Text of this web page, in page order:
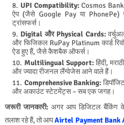
UPI Compatibility: Cosmos
ऐप (जैसे Google Pay या
ट्रांसफर्स।
Digital और Physical Cards:
और फिजिकल RuPay Platinum कार्ड
ऐड हुए हैं, जैसे कैशबैक ऑफर्स।
Multilingual Support:हिंदी,
और ज्यादा रीजनल लैंग्वेजेस आने वाले हैं।
Comprehensive Banking:
और अकाउंट स्टेटमेंट्स – सब एक जगह।
जरूरी जानकारी:अगर आप डिजिटल बैंकिंग
तलाश रहे हैं, तो आपAirtel Payment Bank